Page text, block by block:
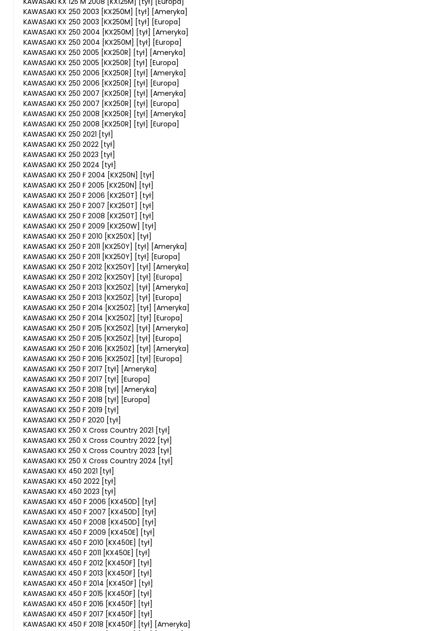
KAWASAKI KX 250 2003 [KX250M] [tył] [Ameryka]
KAWASAKI KX 250 2003 [KX250M] [tył] [Europa]
KAWASAKI KX 250 2004 [KX250M] [tył] [Ameryka]
KAWASAKI KX 250 2004 [KX250M] [tył] [Europa]
KAWASAKI KX 250 2005 [KX250R] [tył] [Ameryka]
KAWASAKI KX 250 2005 [KX250R] [tył] [Europa]
KAWASAKI KX 250 2006 [KX250R] [tył] [Ameryka]
KAWASAKI KX 250 2006 [KX250R] [tył] [Europa]
KAWASAKI KX 250 2007 [KX250R] [tył] [Ameryka]
KAWASAKI KX 250 2007 [KX250R] [tył] [Europa]
KAWASAKI KX 250 2008 [KX250R] [tył] [Ameryka]
KAWASAKI KX 250 2008 [KX250R] [tył] [Europa]
KAWASAKI KX 250 2021 [tył]
KAWASAKI KX 250 2022 [tył]
KAWASAKI KX 250 2023 [tył]
KAWASAKI KX 250 2024 [tył]
KAWASAKI KX 250 F 2004 [KX250N] [tył]
KAWASAKI KX 250 F 2005 [KX250N] [tył]
KAWASAKI KX 250 F 2006 [KX250T] [tył]
KAWASAKI KX 250 F 2007 [KX250T] [tył]
KAWASAKI KX 250 F 2008 [KX250T] [tył]
KAWASAKI KX 250 F 2009 [KX250W] [tył]
KAWASAKI KX 250 F 2010 [KX250X] [tył]
KAWASAKI KX 250 F 2011 [KX250Y] [tył] [Ameryka]
KAWASAKI KX 250 F 2011 [KX250Y] [tył] [Europa]
KAWASAKI KX 250 F 2012 [KX250Y] [tył] [Ameryka]
KAWASAKI KX 250 F 2012 [KX250Y] [tył] [Europa]
KAWASAKI KX 250 F 2013 [KX250Z] [tył] [Ameryka]
KAWASAKI KX 250 F 2013 [KX250Z] [tył] [Europa]
KAWASAKI KX 250 F 2014 [KX250Z] [tył] [Ameryka]
KAWASAKI KX 250 F 2014 [KX250Z] [tył] [Europa]
KAWASAKI KX 250 F 2015 [KX250Z] [tył] [Ameryka]
KAWASAKI KX 250 F 2015 [KX250Z] [tył] [Europa]
KAWASAKI KX 250 F 2016 [KX250Z] [tył] [Ameryka]
KAWASAKI KX 250 F 2016 [KX250Z] [tył] [Europa]
KAWASAKI KX 250 F 2017 [tył] [Ameryka]
KAWASAKI KX 250 F 2017 [tył] [Europa]
KAWASAKI KX 250 F 2018 [tył] [Ameryka]
KAWASAKI KX 250 F 2018 [tył] [Europa]
KAWASAKI KX 250 F 2019 [tył]
KAWASAKI KX 250 F 2020 [tył]
KAWASAKI KX 250 X Cross Country 2021 [tył]
KAWASAKI KX 250 X Cross Country 2022 [tył]
KAWASAKI KX 250 X Cross Country 2023 [tył]
KAWASAKI KX 250 X Cross Country 2024 [tył]
KAWASAKI KX 450 2021 [tył]
KAWASAKI KX 450 2022 [tył]
KAWASAKI KX 450 2023 [tył]
KAWASAKI KX 450 F 2006 [KX450D] [tył]
KAWASAKI KX 450 F 2007 [KX450D] [tył]
KAWASAKI KX 450 F 2008 [KX450D] [tył]
KAWASAKI KX 450 F 2009 [KX450E] [tył]
KAWASAKI KX 450 F 2010 [KX450E] [tył]
KAWASAKI KX 450 F 2011 [KX450E] [tył]
KAWASAKI KX 450 F 2012 [KX450F] [tył]
KAWASAKI KX 450 F 2013 [KX450F] [tył]
KAWASAKI KX 450 F 2014 [KX450F] [tył]
KAWASAKI KX 450 F 2015 [KX450F] [tył]
KAWASAKI KX 450 F 2016 [KX450F] [tył]
KAWASAKI KX 450 F 2017 [KX450F] [tył]
KAWASAKI KX 450 F 2018 [KX450F] [tył] [Ameryka]